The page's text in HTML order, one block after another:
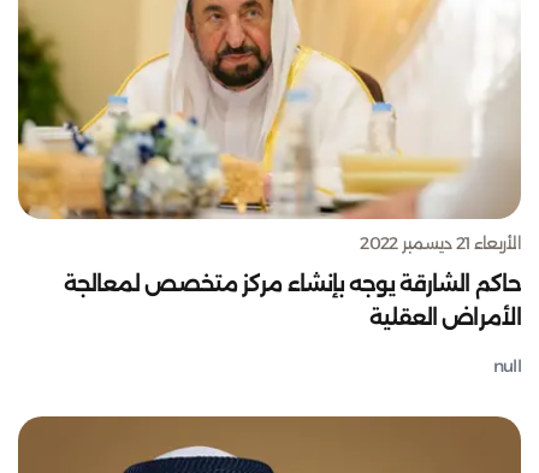
الأربعاء 21 ديسمبر 2022
حاكم الشارقة يوجه بإنشاء مركز متخصص لمعالجة
الأمراض العقلية
null